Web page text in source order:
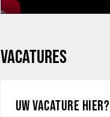
VACATURES
UW VACATURE HIER?